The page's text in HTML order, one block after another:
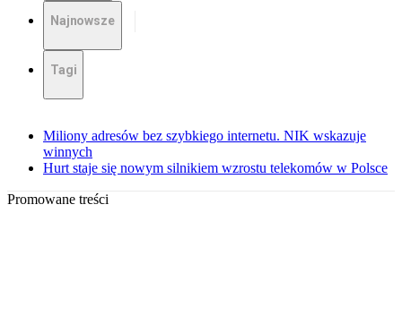
Najnowsze
Tagi
Miliony adresów bez szybkiego internetu. NIK wskazuje
winnych
Hurt staje się nowym silnikiem wzrostu telekomów w Polsce
Promowane treści